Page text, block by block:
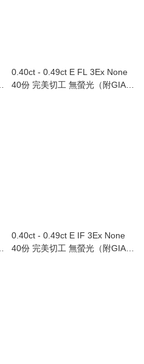
0.40ct - 0.49ct E FL 3Ex None
40份 完美切工 無螢光（附GIA證
0.40ct - 0.49ct E IF 3Ex None
40份 完美切工 無螢光（附GIA證